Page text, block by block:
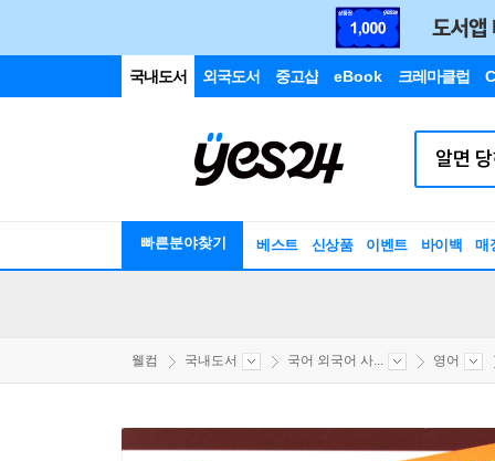
국내도서 외국도서 중고샵 eBook 크레마클럽
빠른분야찾기 베스트 신상품 이벤트 바이백 매
웰컴 국내도서 국어 외국어 사... 영어